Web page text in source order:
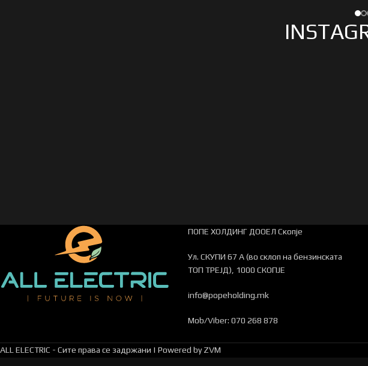
ПОПЕ ХОЛДИНГ ДООЕЛ Скопје
Ул. СКУПИ 67 А (во склоп на бензинската
ТОП ТРЕЈД), 1000 СКОПЈЕ
info@popeholding.mk
Mob/Viber: 070 268 878
ALL ELECTRIC - Сите права се задржани | Powered by ZVM